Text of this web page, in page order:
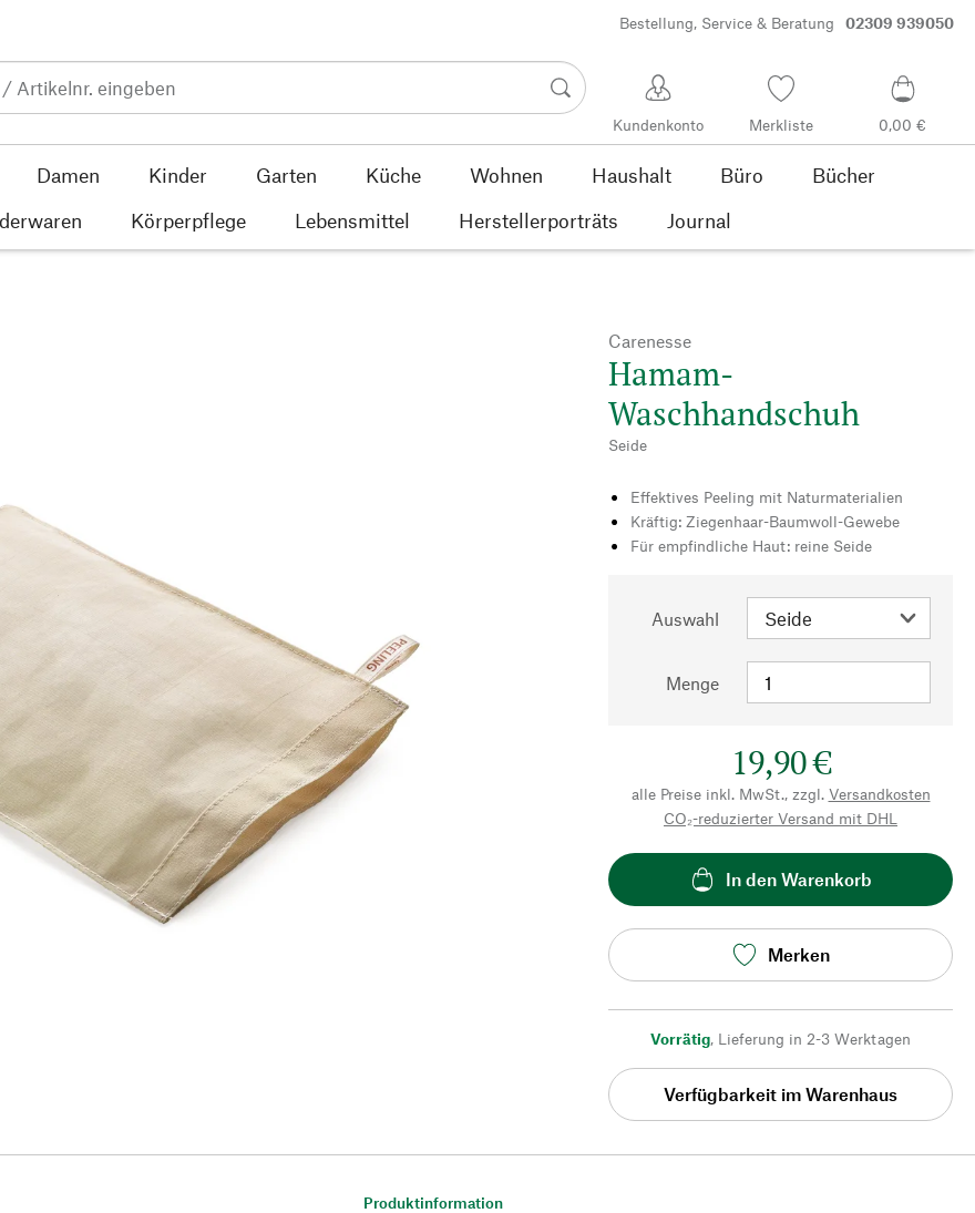
Bestellung, Service & Beratung 02309 939050
Kundenkonto Merkliste 0,00 €
Damen Kinder Garten Küche Wohnen Haushalt Büro
Bücher
Körperpflege Lebensmittel Herstellerporträts Journal
Carenesse
Hamam-
Waschhandschuh
Seide
Effektives Peeling mit Naturmaterialien
Kräftig: Ziegenhaar-Baumwoll-Gewebe
Für empfindliche Haut: reine Seide
Auswahl
Menge
19,90 €
alle Preise inkl. MwSt., zzgl. Versandkosten
CO₂-reduzierter Versand mit DHL
In den Warenkorb
Merken
Vorrätig, Lieferung in 2-3 Werktagen
Verfügbarkeit im Warenhaus
Produktinformation